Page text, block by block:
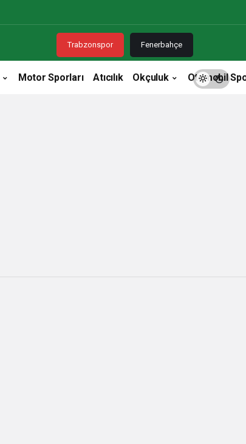
Trabzonspor Fenerbahçe
Motor Sporları Atıcılık Okçuluk Otomobil